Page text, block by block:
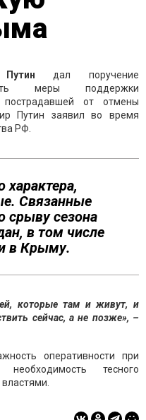
дал поручение
меры поддержки
пострадавшей от отмены
Путин заявил во время
РФ.
Связанные
срыву сезона
в том числе
в Крыму.
которые там и живут, и
сейчас, а не позже», –
оперативности при
тесного